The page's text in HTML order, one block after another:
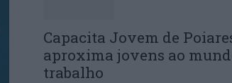
Capacita Jovem de
aproxima jovens ao
trabalho